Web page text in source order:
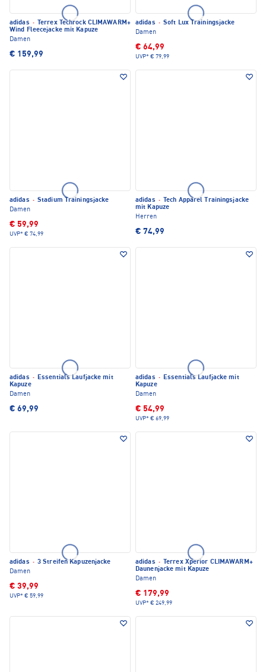
adidas ·
Terrex Techrock CLIMAWARM+
Wind Fleecejacke mit Kapuze
Damen
€ 159,99
adidas · Soft Lux Trainingsjacke
Damen
€ 64,99
UVP* € 79,99
adidas · Stadium Trainingsjacke
Damen
€ 59,99
UVP* € 74,99
adidas ·
Tech Apparel Trainingsjacke
mit Kapuze
Herren
€ 74,99
adidas · Essentials Laufjacke mit
Kapuze
Damen
€ 69,99
adidas · Essentials Laufjacke mit
Kapuze
Damen
€ 54,99
UVP* € 69,99
adidas · 3 Streifen Kapuzenjacke
Damen
€ 39,99
UVP* € 59,99
adidas ·
Terrex Xperior CLIMAWARM+
Daunenjacke mit Kapuze
Damen
€ 179,99
UVP* € 249,99